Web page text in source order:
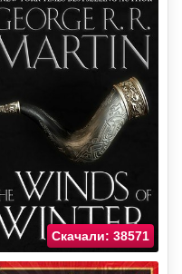
Скачали: 38571